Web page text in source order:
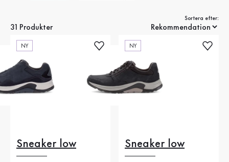
31 Produkter
Sortera efter:
NY
Sneaker low
NY
Sneaker low